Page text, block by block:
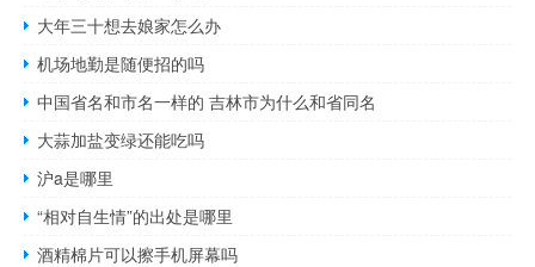
大年三十想去娘家怎么办
机场地勤是随便招的吗
中国省名和市名一样的 吉林市为什么和省同名
大蒜加盐变绿还能吃吗
沪a是哪里
“相对自生情”的出处是哪里
酒精棉片可以擦手机屏幕吗